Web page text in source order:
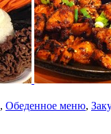
, Обеденное меню,